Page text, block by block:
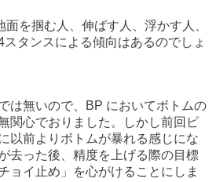
を掴む人、伸ばす人、浮かす人、
タンスによる傾向はあるのでしょ
は無いので、BP においてボトムの
関心でおりました。しかし前回ピ
以前よりボトムが暴れる感じにな
去った後、精度を上げる際の目標
ョイ止め」を心がけることにしま